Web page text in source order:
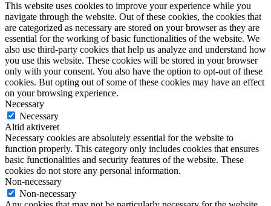
This website uses cookies to improve your experience while you
navigate through the website. Out of these cookies, the cookies that
are categorized as necessary are stored on your browser as they are
essential for the working of basic functionalities of the website. We
also use third-party cookies that help us analyze and understand how
you use this website. These cookies will be stored in your browser
only with your consent. You also have the option to opt-out of these
cookies. But opting out of some of these cookies may have an effect
on your browsing experience.
Necessary
Necessary
Altid aktiveret
Necessary cookies are absolutely essential for the website to
function properly. This category only includes cookies that ensures
basic functionalities and security features of the website. These
cookies do not store any personal information.
Non-necessary
Non-necessary